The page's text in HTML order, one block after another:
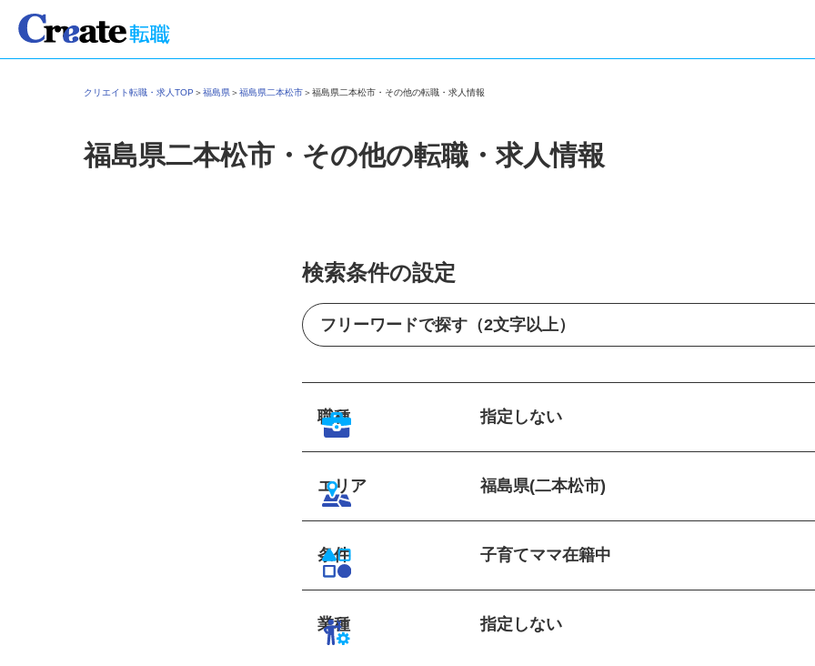
クリエイト転職・求人TOP＞福島県＞福島県二本松市＞福島県二本松市・その他の転職・求人情報
福島県二本松市・その他の転職・求人情報
検索条件の設定
職種 指定しない
エリア 福島県(二本松市)
条件 子育てママ在籍中
業種 指定しない